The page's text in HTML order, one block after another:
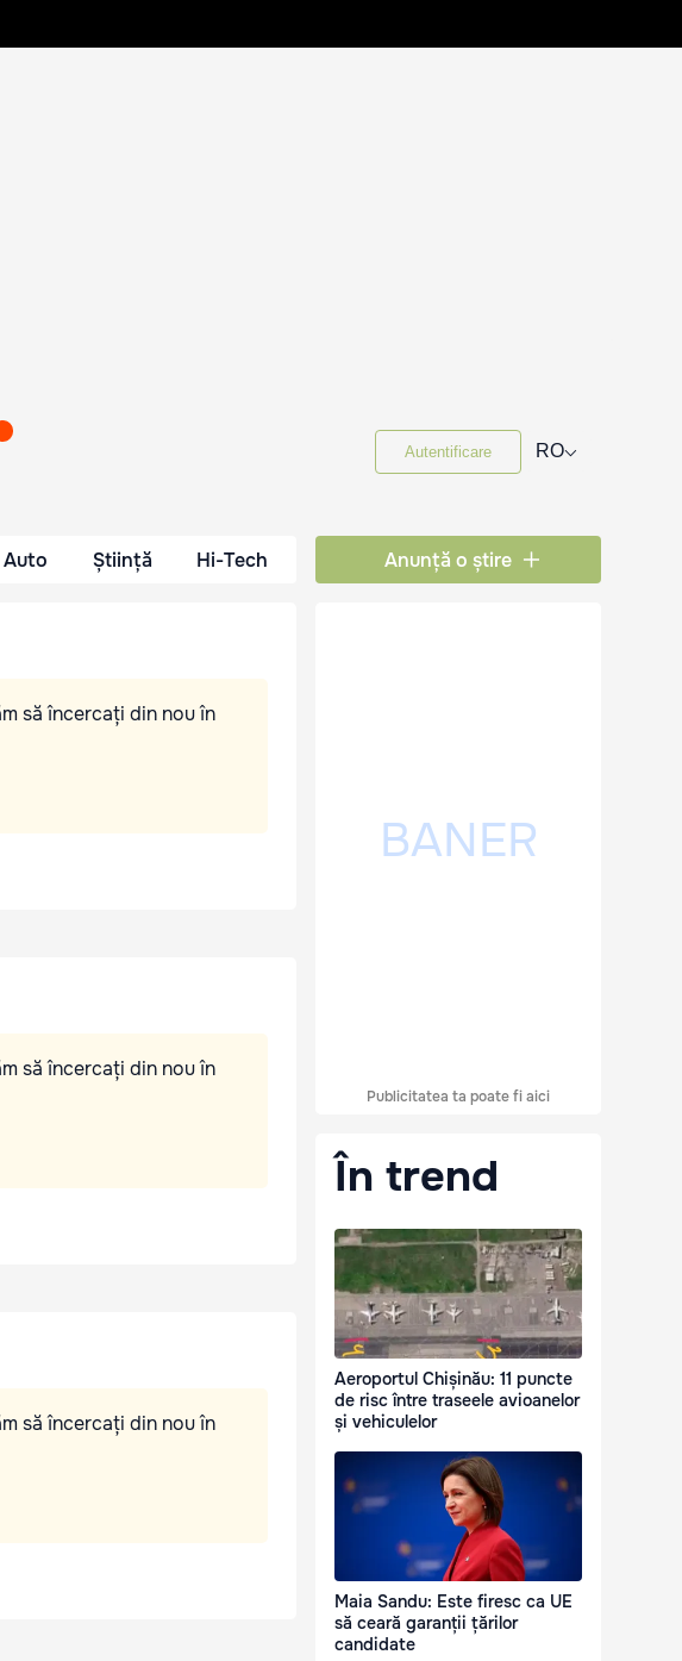
Autentificare RO⌵
Auto Știință Hi-Tech Anunță o știre
să încercați din nou în
să încercați din nou în
să încercați din nou în
Publicitatea ta poate fi aici
În trend
Aeroportul Chișinău: 11 puncte
de risc între traseele avioanelor
și vehiculelor
Maia Sandu: Este firesc ca UE
să ceară garanții țărilor
candidate